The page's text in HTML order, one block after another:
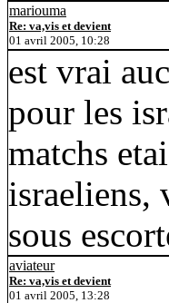
mariouma
Re: va,vis et devient
01 avril 2005, 10:28
est vrai
pour les
matchs
israeliens,
sous
aviateur
Re: va,vis et devient
01 avril 2005, 13:28